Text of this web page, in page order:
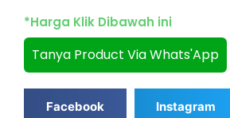
*Harga Klik Dibawah ini
Tanya Product Via Whats'App
Facebook Instagram